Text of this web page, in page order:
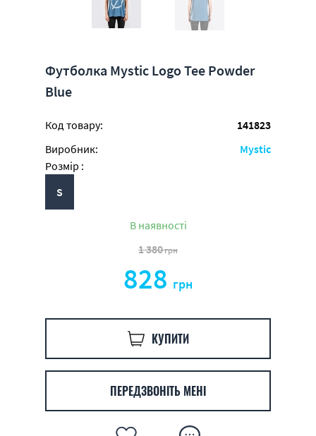
Футболка Mystic Logo Tee Powder
Blue
Код товару:
141823
Виробник:
Mystic
Розмір :
S
В наявності
1 380грн
828 грн
КУПИТИ
ПЕРЕДЗВОНІТЬ МЕНІ